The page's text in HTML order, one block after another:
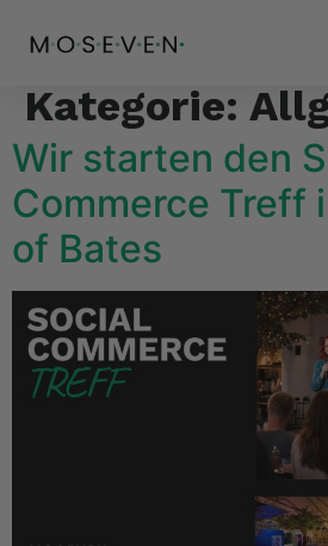
Kategorie:
Wir starten den
Commerce Treff
of Bates